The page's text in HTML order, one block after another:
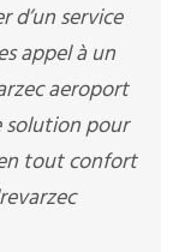
d’un service
appel à un
aeroport
solution pour
tout confort